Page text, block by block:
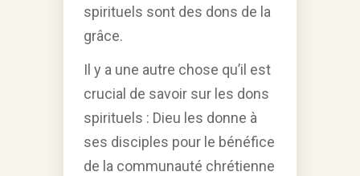
spirituels sont des dons de la
grâce.
Il y a une autre chose qu’il est
crucial de savoir sur les dons
spirituels : Dieu les donne à
ses disciples pour le bénéfice
de la communauté chrétienne